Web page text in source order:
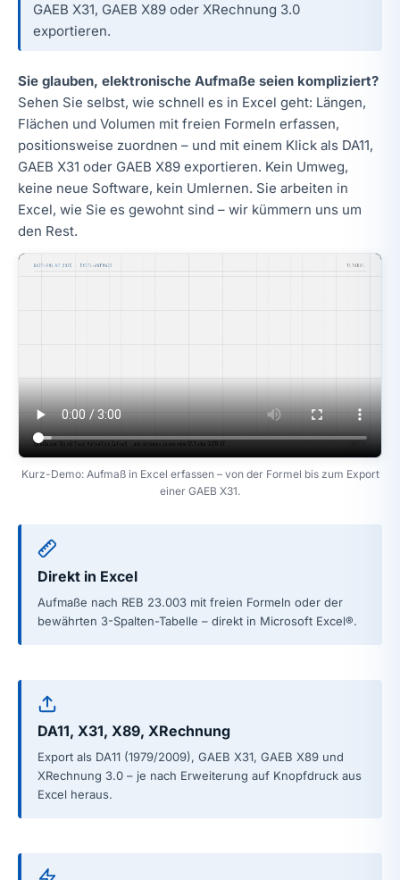
GAEB X31, GAEB X89 oder XRechnung 3.0
exportieren.
Sie glauben, elektronische Aufmaße seien kompliziert?
Sehen Sie selbst, wie schnell es in Excel geht: Längen,
Flächen und Volumen mit freien Formeln erfassen,
positionsweise zuordnen – und mit einem Klick als DA11,
GAEB X31 oder GAEB X89 exportieren. Kein Umweg,
keine neue Software, kein Umlernen. Sie arbeiten in
Excel, wie Sie es gewohnt sind – wir kümmern uns um
den Rest.
Kurz-Demo: Aufmaß in Excel erfassen – von der Formel bis zum Export
einer GAEB X31.
Direkt in Excel
Aufmaße nach REB 23.003 mit freien Formeln oder der
bewährten 3-Spalten-Tabelle – direkt in Microsoft Excel®.
DA11, X31, X89, XRechnung
Export als DA11 (1979/2009), GAEB X31, GAEB X89 und
XRechnung 3.0 – je nach Erweiterung auf Knopfdruck aus
Excel heraus.